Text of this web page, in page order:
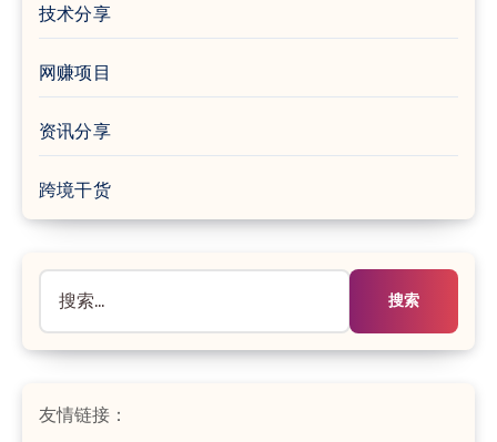
技术分享
网赚项目
资讯分享
跨境干货
索：
友情链接：